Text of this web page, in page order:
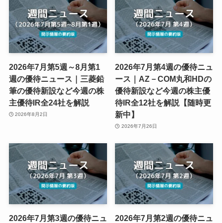
2026年7月第5週～8月第1
週の優待ニュース｜三菱鉛
筆の優待新設など今週の株
主優待IR全24社を解説
2026年8月2日
2026年7月第4週の優待ニュ
ース｜AZ－COM丸和HDの
優待新設など今週の株主優
待IR全12社を解説【随時更
新中】
2026年7月26日
2026年7月第3週の優待ニュ
2026年7月第2週の優待ニュ